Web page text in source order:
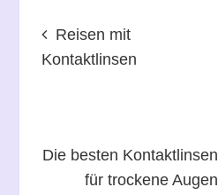
Reisen mit
Kontaktlinsen
Die besten Kontaktlinsen
für trockene Augen